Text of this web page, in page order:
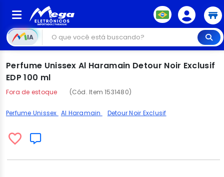
IA
Perfume Unissex Al Haramain Detour Noir Exclusif
EDP 100 ml
Fora de estoque (Cód. Item 1531480)
Perfume Unissex Al Haramain Detour Noir Exclusif